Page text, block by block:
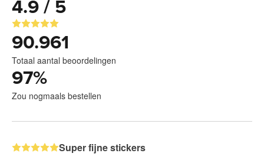
4.9 / 5
90.961
Totaal aantal beoordelingen
97%
Zou nogmaals bestellen
Super fijne stickers